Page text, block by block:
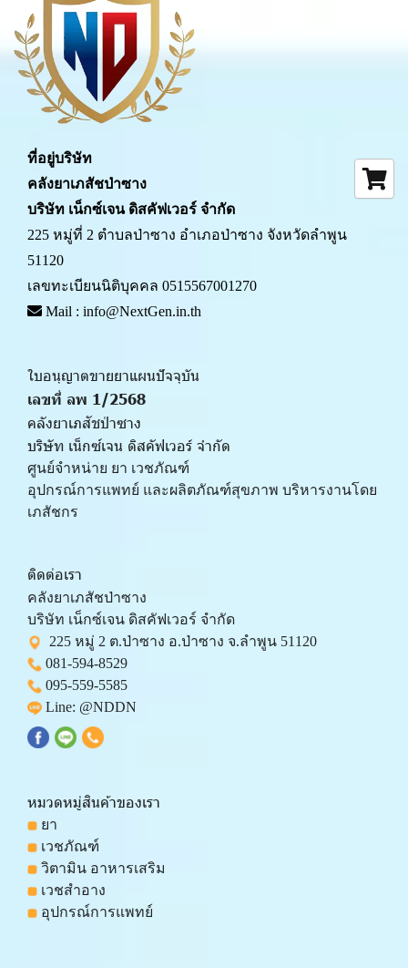
ที่อยู่บริษัท
คลังยาเภสัชป่าซาง
บริษัท เน็กซ์เจน ดิสคัฟเวอร์ จำกัด
225 หมู่ที่ 2 ตำบลป่าซาง อำเภอป่าซาง จังหวัดลำพูน
51120
เลขทะเบียนนิติบุคคล 0515567001270
Mail : info@NextGen.in.th
ใบอนุญาตขายยาแผนปัจจุบัน
เลขที่ ลพ 1/2568
คลังยาเภสัชป่าซาง
บริษัท เน็กซ์เจน ดิสคัฟเวอร์ จำกัด
ศูนย์จำหน่าย ยา เวชภัณฑ์
﻿อุปกรณ์การแพทย์ และผลิตภัณฑ์สุขภาพ บริหารงานโดย
เภสัชกร
ติดต่อเรา
คลังยาเภสัชป่าซาง
บริษัท เน็กซ์เจน ดิสคัฟเวอร์ จำกัด
225 หมู่ 2 ต.ป่าซาง อ.ป่าซาง จ.ลำพูน 51120
081-594-8529
095-559-5585
Line: @NDDN
หมวดหมู่สินค้าของเรา
ยา
เวชภัณฑ์
วิตามิน อาหารเสริม
เวชสำอาง
อุปกรณ์การแพทย์